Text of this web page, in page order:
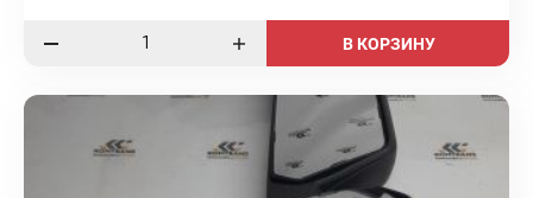
В КОРЗИНУ